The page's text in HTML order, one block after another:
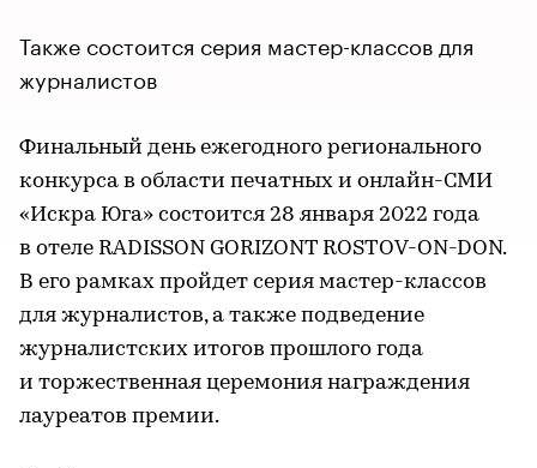
Также состоится серия мастер-классов для
журналистов
Финальный день ежегодного регионального
конкурса в области печатных и онлайн-СМИ
«Искра Юга» состоится 28 января 2022 года
в отеле RADISSON GORIZONT ROSTOV-ON-DON.
В его рамках пройдет серия мастер-классов
для журналистов, а также подведение
журналистских итогов прошлого года
и торжественная церемония награждения
лауреатов премии.